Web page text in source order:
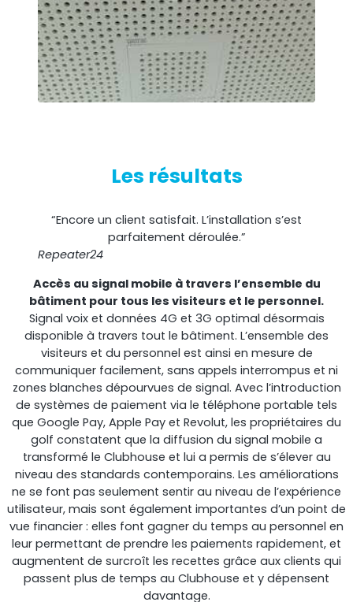
Surveillance à distance
All Products
Les résultats
“Encore un client satisfait. L’installation s’est
parfaitement déroulée.”
Repeater24
Accès au signal mobile à travers l’ensemble du
bâtiment pour tous les visiteurs et le personnel.
Signal voix et données 4G et 3G optimal désormais
disponible à travers tout le bâtiment. L’ensemble des
visiteurs et du personnel est ainsi en mesure de
communiquer facilement, sans appels interrompus et ni
zones blanches dépourvues de signal. Avec l’introduction
de systèmes de paiement via le téléphone portable tels
que Google Pay, Apple Pay et Revolut, les propriétaires du
golf constatent que la diffusion du signal mobile a
transformé le Clubhouse et lui a permis de s’élever au
niveau des standards contemporains. Les améliorations
ne se font pas seulement sentir au niveau de l’expérience
utilisateur, mais sont également importantes d’un point de
vue financier : elles font gagner du temps au personnel en
leur permettant de prendre les paiements rapidement, et
augmentent de surcroît les recettes grâce aux clients qui
passent plus de temps au Clubhouse et y dépensent
davantage.